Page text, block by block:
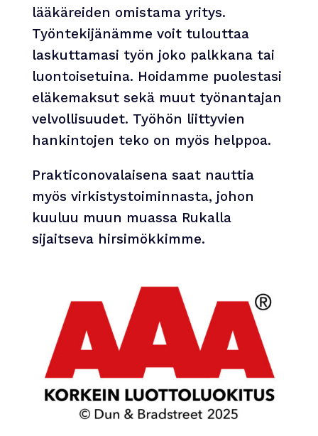
lääkäreiden omistama yritys.
Työntekijänämme voit tulouttaa
laskuttamasi työn joko palkkana tai
luontoisetuina. Hoidamme puolestasi
eläkemaksut sekä muut työnantajan
velvollisuudet. Työhön liittyvien
hankintojen teko on myös helppoa.
Prakticonovalaisena saat nauttia
myös virkistystoiminnasta, johon
kuuluu muun muassa Rukalla
sijaitseva hirsimökkimme.